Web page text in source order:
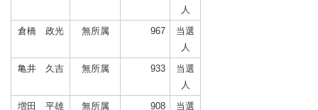
人
倉橋 政光
無所属 967
当選
人
亀井 久吉
無所属 933
当選
人
増田 平雄
無所属 908
当選